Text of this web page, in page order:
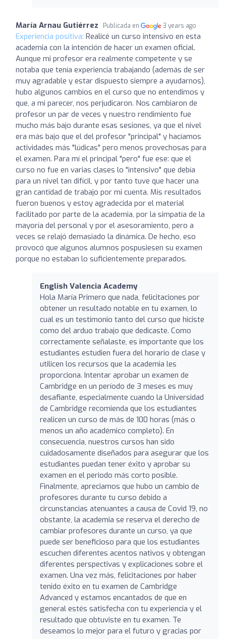
María Arnau Gutiérrez Publicada en 3 years ago
Experiencia positiva: Realicé un curso intensivo en esta
academia con la intención de hacer un examen oficial.
Aunque mi profesor era realmente competente y se
notaba que tenía experiencia trabajando (además de ser
muy agradable y estar dispuesto siempre a ayudarnos),
hubo algunos cambios en el curso que no entendimos y
que, a mi parecer, nos perjudicaron. Nos cambiaron de
profesor un par de veces y nuestro rendimiento fue
mucho más bajo durante esas sesiones, ya que el nivel
era más bajo que el del profesor "principal" y hacíamos
actividades más "lúdicas" pero menos provechosas para
el examen. Para mí el principal "pero" fue ese: que el
curso no fue en varias clases lo "intensivo" que debía
para un nivel tan difícil, y por tanto tuve que hacer una
gran cantidad de trabajo por mi cuenta. Mis resultados
fueron buenos y estoy agradecida por el material
facilitado por parte de la academia, por la simpatía de la
mayoría del personal y por el asesoramiento, pero a
veces se relajó demasiado la dinámica. De hecho, eso
provocó que algunos alumnos pospusiesen su examen
porque no estaban lo suficientemente preparados.
English Valencia Academy
Hola María Primero que nada, felicitaciones por
obtener un resultado notable en tu examen, lo
cual es un testimonio tanto del curso que hiciste
como del arduo trabajo que dedicaste. Como
correctamente señalaste, es importante que los
estudiantes estudien fuera del horario de clase y
utilicen los recursos que la academia les
proporciona. Intentar aprobar un examen de
Cambridge en un período de 3 meses es muy
desafiante, especialmente cuando la Universidad
de Cambridge recomienda que los estudiantes
realicen un curso de más de 100 horas (más o
menos un año académico completo). En
consecuencia, nuestros cursos han sido
cuidadosamente diseñados para asegurar que los
estudiantes puedan tener éxito y aprobar su
examen en el periodo más corto posible.
Finalmente, apreciamos que hubo un cambio de
profesores durante tu curso debido a
circunstancias atenuantes a causa de Covid 19, no
obstante, la academia se reserva el derecho de
cambiar profesores durante un curso, ya que
puede ser beneficioso para que los estudiantes
escuchen diferentes acentos nativos y obtengan
diferentes perspectivas y explicaciones sobre el
examen. Una vez más, felicitaciones por haber
tenido éxito en tu examen de Cambridge
Advanced y estamos encantados de que en
general estés satisfecha con tu experiencia y el
resultado que obtuviste en tu examen. Te
deseamos lo mejor para el futuro y gracias por